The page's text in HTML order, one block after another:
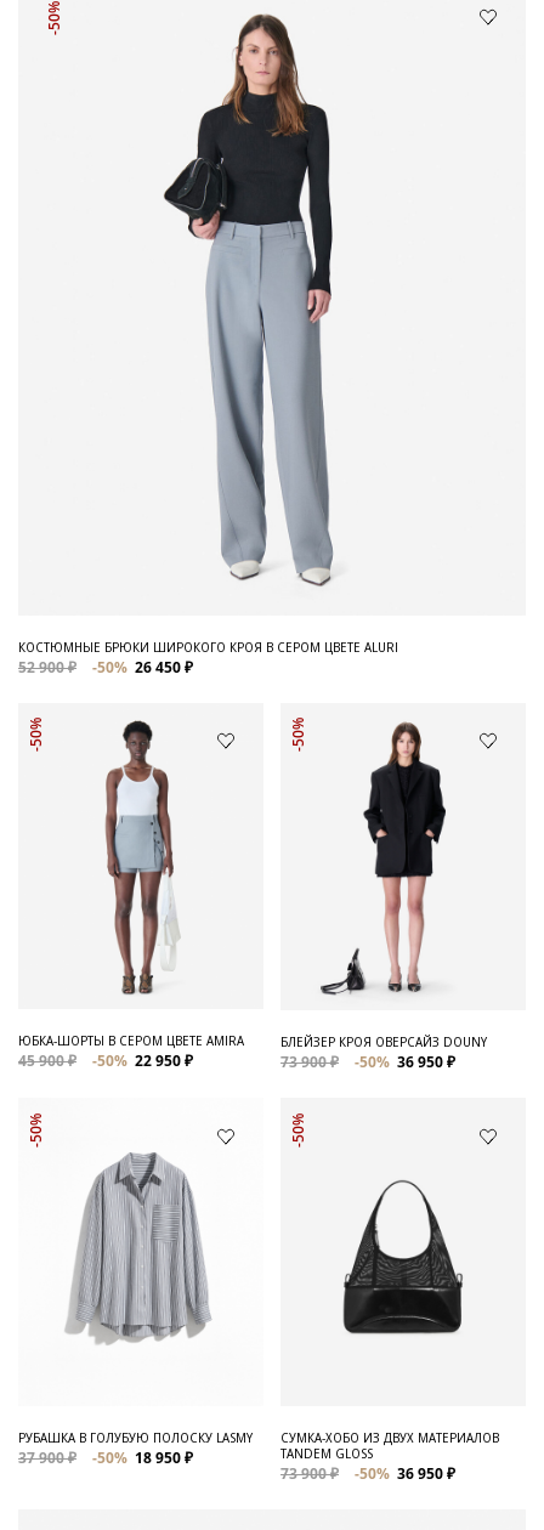
-50%
КОСТЮМНЫЕ БРЮКИ ШИРОКОГО КРОЯ В СЕРОМ ЦВЕТЕ ALURI
52 900 ₽ -50% 26 450 ₽
-50%
ЮБКА-ШОРТЫ В СЕРОМ ЦВЕТЕ AMIRA
45 900 ₽ -50% 22 950 ₽
-50%
БЛЕЙЗЕР КРОЯ ОВЕРСАЙЗ DOUNY
73 900 ₽ -50% 36 950 ₽
-50%
РУБАШКА В ГОЛУБУЮ ПОЛОСКУ LASMY
37 900 ₽ -50% 18 950 ₽
-50%
СУМКА-ХОБО ИЗ ДВУХ МАТЕРИАЛОВ
TANDEM GLOSS
73 900 ₽ -50% 36 950 ₽